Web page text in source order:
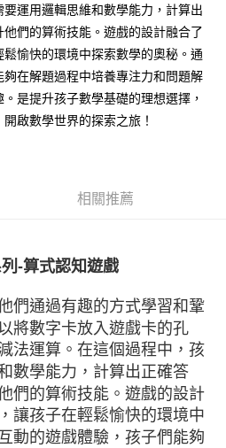
永豐商業銀行
星展（台灣）商業銀行
上)免運費
)免運費
)免運費
上)免運費
運用邏輯思維和數學能力，計算出
們的算術技能。遊戲的設計融合了
愉快的環境中探索數學的奧秘。通
在解題過程中培養專注力和問題解
是提升孩子數學基礎的理想選擇，
啟數學世界的探索之旅！
相關推薦
-算式認知遊戲
們通過有趣的方式學習和鞏
將數字卡放入遊戲卡的孔
法運算。在這個過程中，孩
數學能力，計算出正確答
們的算術技能。遊戲的設計
讓孩子在輕鬆愉快的環境中
動的遊戲體驗，孩子們能夠